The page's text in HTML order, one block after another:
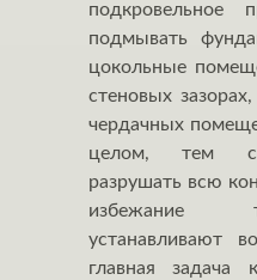
подкровельное
подмывать
цокольные
стеновых
чердачных
целом, тем
разрушать всю
избежание
устанавливают
главная задача